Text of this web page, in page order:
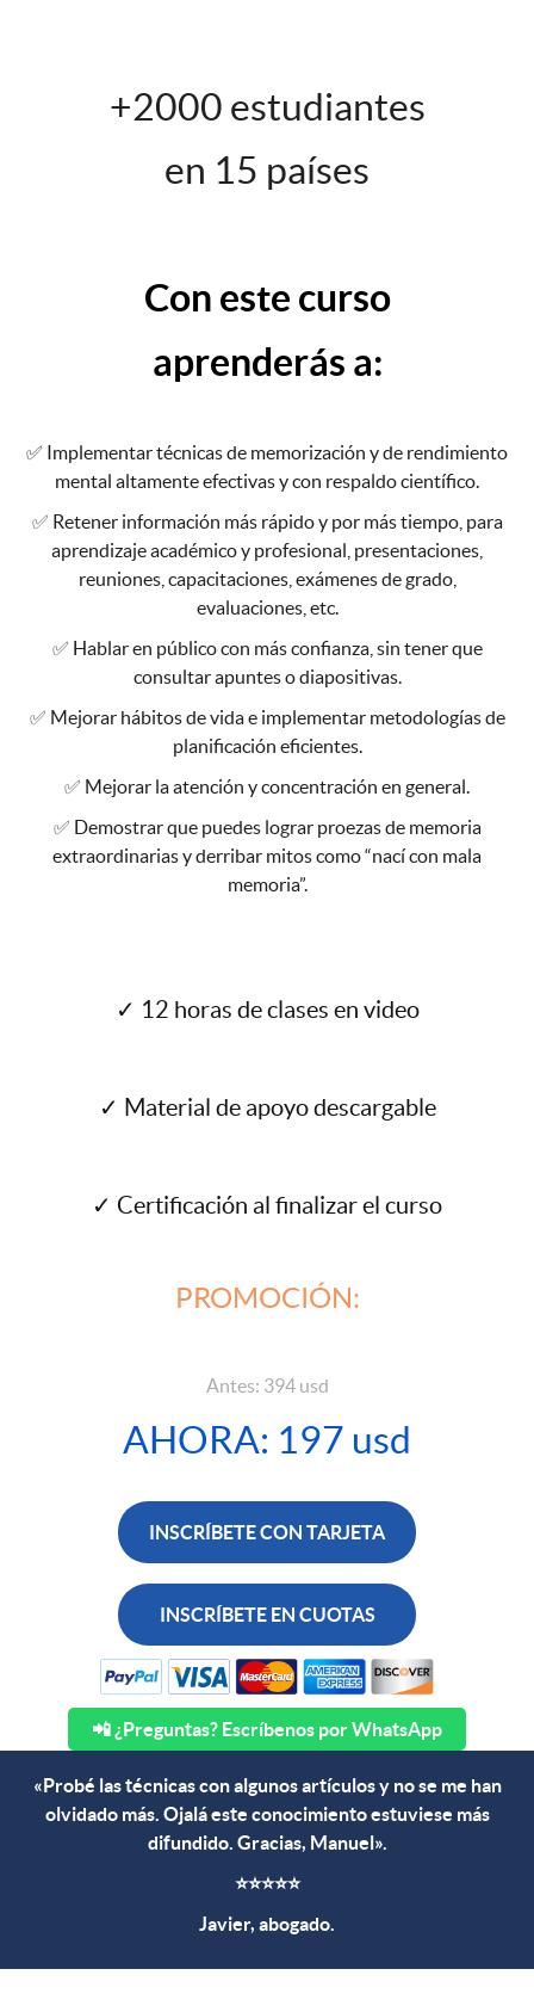
+2000 estudiantes
en 15 países
Con este curso
aprenderás a:
✅ Implementar técnicas de memorización y de rendimiento
mental altamente efectivas y con respaldo científico.
✅ Retener información más rápido y por más tiempo, para
aprendizaje académico y profesional, presentaciones,
reuniones, capacitaciones, exámenes de grado,
evaluaciones, etc.
✅ Hablar en público con más confianza, sin tener que
consultar apuntes o diapositivas.
✅ Mejorar hábitos de vida e implementar metodologías de
planificación eficientes.
✅ Mejorar la atención y concentración en general.
✅ Demostrar que puedes lograr proezas de memoria
extraordinarias y derribar mitos como “nací con mala
memoria”.
✓ 12 horas de clases en video
✓ Material de apoyo descargable
✓ Certificación al finalizar el curso
PROMOCIÓN:
Antes: 394 usd
AHORA: 197 usd
INSCRÍBETE CON TARJETA
INSCRÍBETE EN CUOTAS
📲 ¿Preguntas? Escríbenos por WhatsApp
«Probé las técnicas con algunos artículos y no se me han
olvidado más. Ojalá este conocimiento estuviese más
difundido. Gracias, Manuel».
⭐⭐⭐⭐⭐
Javier, abogado.